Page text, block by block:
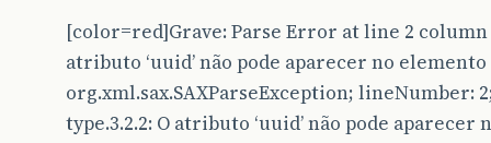
[color=red]Grave: Parse Error at line 2 column
atributo ‘uuid’ não pode aparecer no elemento
org.xml.sax.SAXParseException; lineNumber:
type.3.2.2: O atributo ‘uuid’ não pode